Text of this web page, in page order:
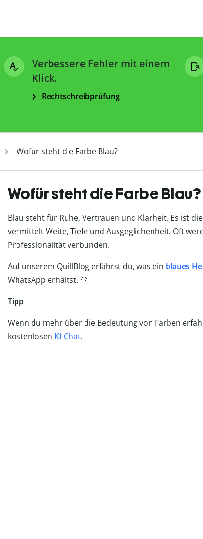
Verbessere Fehler mit einem
Klick.
Rechtschreibprüfung
Wofür steht die Farbe Blau?
Wofür steht die Farbe Blau?
Blau steht für Ruhe, Vertrauen und Klarheit. Es ist
vermittelt Weite, Tiefe und Ausgeglichenheit. Oft
Professionalität verbunden.
Auf unserem QuillBlog erfährst du, was ein blaues
WhatsApp erhältst. 💙
Tipp
Wenn du mehr über die Bedeutung von Farben
kostenlosen KI-Chat.